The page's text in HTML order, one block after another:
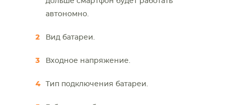
автономно.
Вид батареи.
Входное напряжение.
Тип подключения батареи.